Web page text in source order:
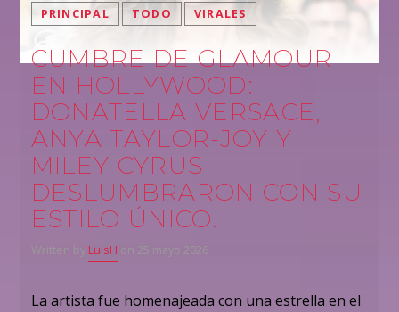
PRINCIPAL
TODO VIRALES
CUMBRE DE GLAMOUR
EN HOLLYWOOD:
DONATELLA VERSACE,
ANYA TAYLOR-JOY Y
MILEY CYRUS
DESLUMBRARON CON SU
ESTILO ÚNICO.
Written by LuisH on 25 mayo 2026
La artista fue homenajeada con una estrella en el